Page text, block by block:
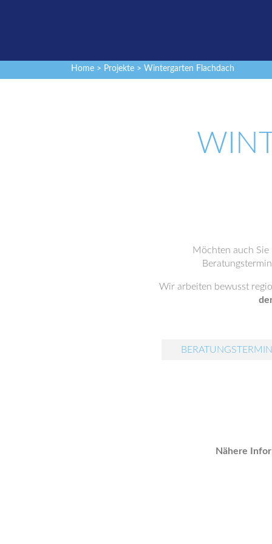
Home > Projekte > Wintergarten Flachdach
Möchten auch
Wir arbeiten bewusst
Nähere